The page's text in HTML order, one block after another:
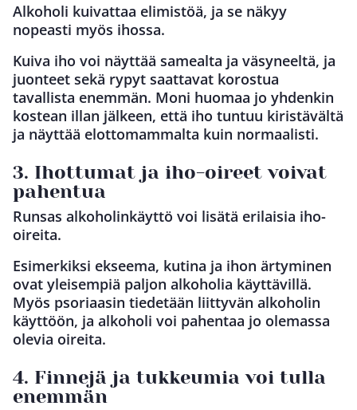
Alkoholi kuivattaa elimistöä, ja se näkyy
nopeasti myös ihossa.
Kuiva iho voi näyttää samealta ja väsyneeltä, ja
juonteet sekä rypyt saattavat korostua
tavallista enemmän. Moni huomaa jo yhdenkin
kostean illan jälkeen, että iho tuntuu kiristävältä
ja näyttää elottomammalta kuin normaalisti.
3. Ihottumat ja iho-oireet voivat
pahentua
Runsas alkoholinkäyttö voi lisätä erilaisia iho-
oireita.
Esimerkiksi ekseema, kutina ja ihon ärtyminen
ovat yleisempiä paljon alkoholia käyttävillä.
Myös psoriaasin tiedetään liittyvän alkoholin
käyttöön, ja alkoholi voi pahentaa jo olemassa
olevia oireita.
4. Finnejä ja tukkeumia voi tulla
enemmän